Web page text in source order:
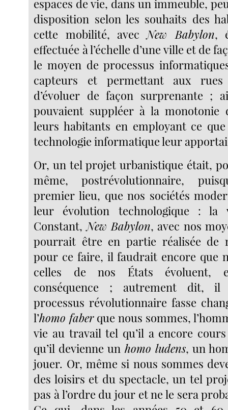
espaces de vie, dans un immeuble,
disposition selon les souhaits des
cette mobilité, avecNew Babylon,
effectuée à l’échelle d’une ville et de
le moyen de processus
capteurs et permettant aux
d’évoluer de façon surprenante ;
pouvaient suppléer à la monotonie
leurs habitants en employant ce
technologie informatique leur
Or, un tel projet urbanistique était,
même, postrévolutionnaire,
premier lieu, que nos sociétés
leur évolution technologique : la
Constant,New Babylon, avec nos
pourrait être en partie réalisée de
pour ce faire, il faudrait encore que
celles de nos États évoluent,
conséquence ; autrement dit, il
processus révolutionnaire fasse
l’homo faberque nous sommes,
vie au travail tel qu’il a encore
qu’il devienne un homo ludens, un
jouer. Or, même si nous sommes
des loisirs et du spectacle, un tel
pas à l’ordre du jour et ne le sera